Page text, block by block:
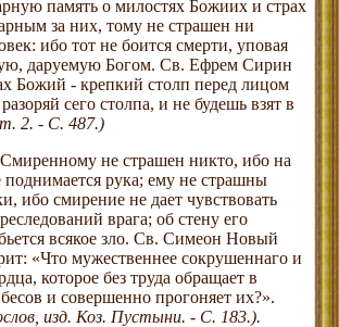
память о милостях Божиих и страх
за них, тому не страшен ни
ибо тот не боится смерти, уповая
даруемую Богом. Св. Ефрем Сирин
Божий - крепкий столп перед лицом
сего столпа, и не будешь взят в
2. - С. 487.)
не страшен никто, ибо на
поднимается рука; ему не страшны
ибо смирение не дает чувствовать
врага; об стену его
всякое зло. Св. Симеон Новый
«Что мужественнее сокрушеннаго и
которое без труда обращает в
и совершенно прогоняет их?».
изд. Коз. Пустыни. - С. 183.).